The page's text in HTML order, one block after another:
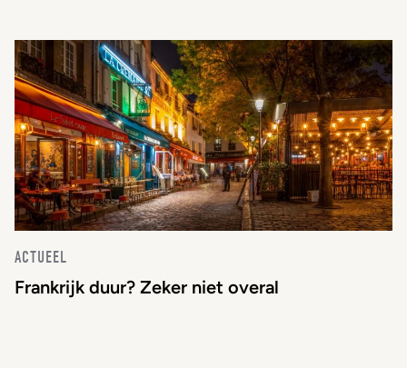
ACTUEEL
Frankrijk duur? Zeker niet overal